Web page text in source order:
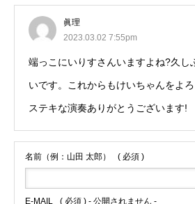
眞理
2023.03.02 7:55pm
端っこにいりすさんいますよね?久し
いです。これからもけいちゃんをよろ
ステキな演奏ありがとうございます!
名前（例：山田 太郎） ( 必須 )
E-MAIL ( 必須 ) - 公開されません -